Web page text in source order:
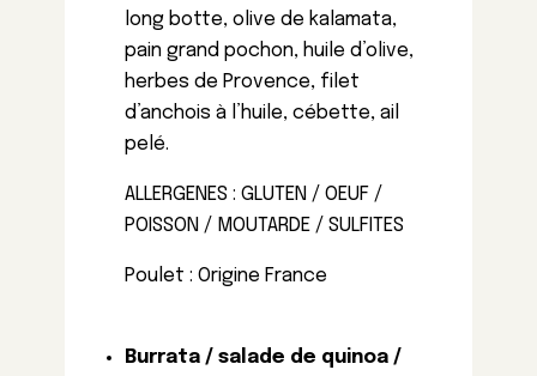
long botte, olive de kalamata,
pain grand pochon, huile d’olive,
herbes de Provence, filet
d’anchois à l’huile, cébette, ail
pelé.
ALLERGENES : GLUTEN / OEUF /
POISSON / MOUTARDE / SULFITES
Poulet : Origine France
Burrata / salade de quinoa /